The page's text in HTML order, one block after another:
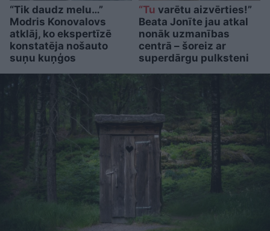
“Tik daudz melu…”
Modris Konovalovs
atklāj, ko ekspertīzē
konstatēja nošauto
suņu kuņģos
“Tu varētu aizvērties!”
Beata Jonīte jau atkal
nonāk uzmanības
centrā – šoreiz ar
superdārgu pulksteni